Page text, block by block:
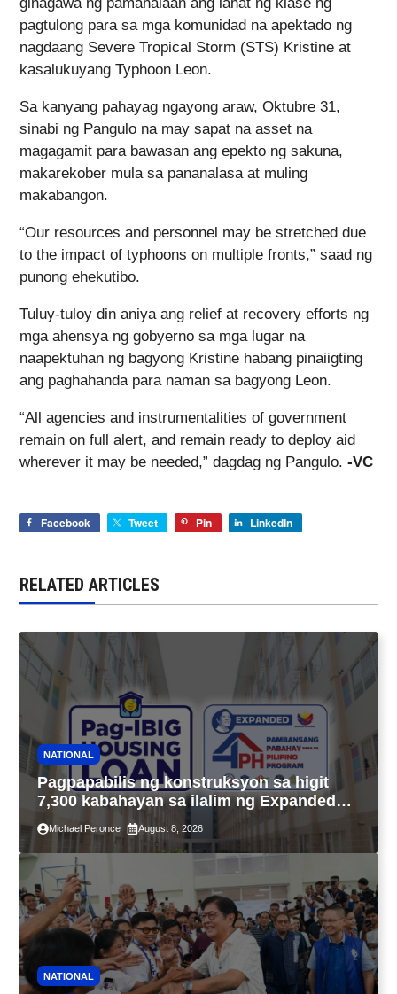
pagtulong para sa mga komunidad na apektado ng
nagdaang Severe Tropical Storm (STS) Kristine at
kasalukuyang Typhoon Leon.
Sa kanyang pahayag ngayong araw, Oktubre 31,
sinabi ng Pangulo na may sapat na asset na
magagamit para bawasan ang epekto ng sakuna,
makarekober mula sa pananalasa at muling
makabangon.
“Our resources and personnel may be stretched due
to the impact of typhoons on multiple fronts,” saad ng
punong ehekutibo.
Tuluy-tuloy din aniya ang relief at recovery efforts ng
mga ahensya ng gobyerno sa mga lugar na
naapektuhan ng bagyong Kristine habang pinaiigting
ang paghahanda para naman sa bagyong Leon.
“All agencies and instrumentalities of government
remain on full alert, and remain ready to deploy aid
wherever it may be needed,” dagdag ng Pangulo. -VC
Facebook Tweet Pin LinkedIn
RELATED ARTICLES
NATIONAL
Pagpapabilis ng konstruksyon sa higit
7,300 kabahayan sa ilalim ng Expanded
4PH, posible na sa pagtutulungan ng Pag-
IBIG at P.A. Alvarez
Michael Peronce August 8, 2026
NATIONAL